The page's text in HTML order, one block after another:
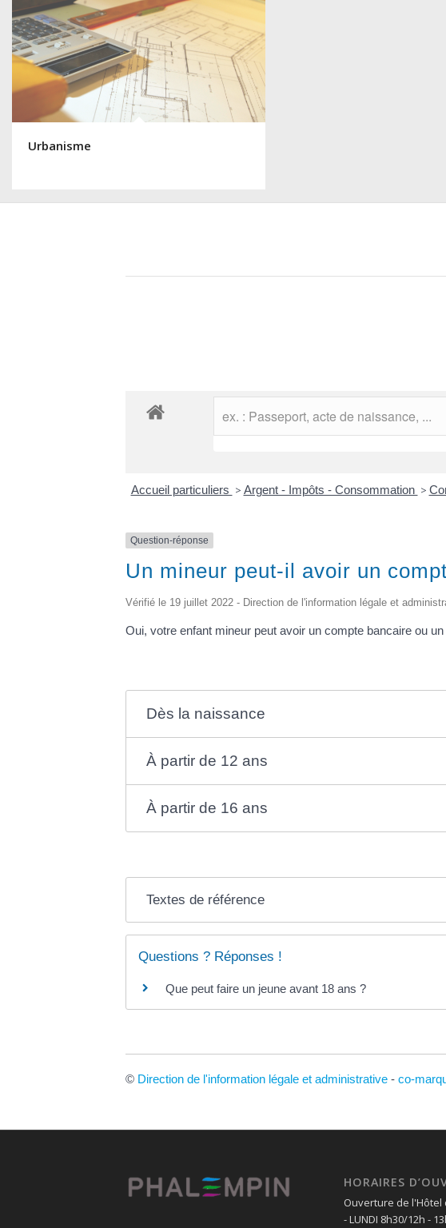
Urbanisme
Accueil particuliers > Argent - Impôts - Consommation >
Question-réponse
Un mineur peut-il avoir un
Vérifié le 19 juillet 2022 - Direction de l'information légale et
Oui, votre enfant mineur peut avoir un compte bancaire ou
Dès la naissance
À partir de 12 ans
À partir de 16 ans
Textes de référence
Questions ? Réponses !
Que peut faire un jeune avant 18 ans ?
© Direction de l'information légale et administrative - co-
HORAIRES
Ouverture de l'Hôtel
- LUNDI 8h30/12h -